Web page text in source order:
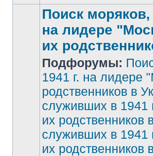
Нет
непрочитанных
Поиск
на лидере
их
Подфорумы:
1941 г. на лидере
родственников в
служивших в 1941
их родственников
служивших в 1941
их родственников